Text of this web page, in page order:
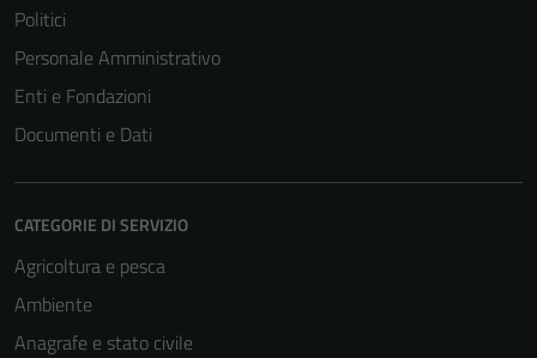
Politici
Personale Amministrativo
Enti e Fondazioni
Documenti e Dati
CATEGORIE DI SERVIZIO
Agricoltura e pesca
Ambiente
Anagrafe e stato civile